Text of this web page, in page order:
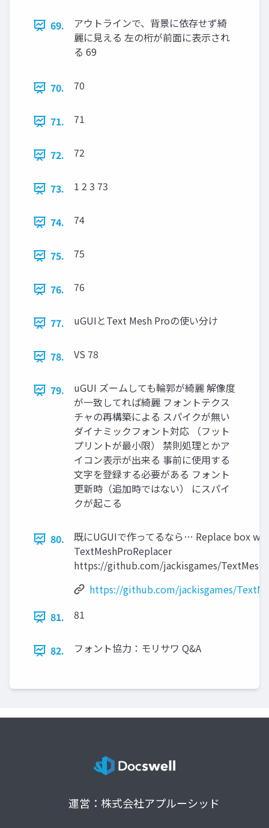
69.
アウトラインで、背景に依存せず綺
麗に見える 左の桁が前面に表示され
る 69
70. 70
71. 71
72. 72
73. 1 2 3 73
74. 74
75. 75
76. 76
77. uGUIとText Mesh Proの使い分け
78. VS 78
79.
uGUI ズームしても輪郭が綺麗 解像度
が一致してれば綺麗 フォントテクス
チャの再構築による スパイクが無い
ダイナミックフォント対応 （フット
プリントが最小限） 禁則処理とかア
イコン表示が出来る 事前に使用する
文字を登録する必要がある フォント
更新時（追加時ではない） にスパイ
クが起こる
80.
既にUGUIで作ってるなら… Replace box
TextMeshProReplacer
https://github.com/jackisgames/
https://github.com/jackisgames/
81.
81
82. フォント協力：モリサワ Q&A
運営：株式会社アプルーシッド